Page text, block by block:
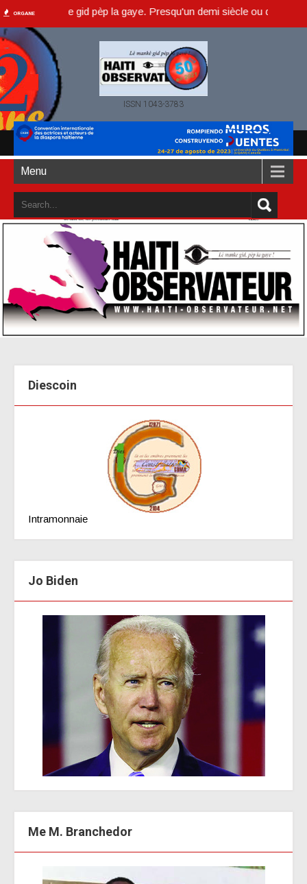
ORGANE
manke gid pèp la gaye. Presqu'un demi siècle ou dans un an
ISSN 1043-3783
Menu
Diescoin
Intramonnaie
Jo Biden
Me M. Branchedor